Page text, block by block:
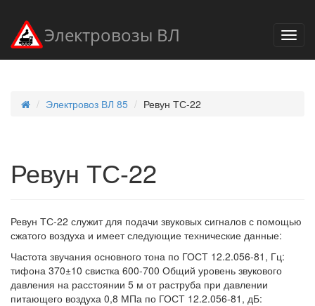
Электровозы ВЛ
Электровоз ВЛ 85 Ревун ТС-22
Ревун ТС-22
Ревун ТС-22 служит для подачи звуковых сигналов с помощью
сжатого воздуха и имеет следующие технические данные:
Частота звучания основного тона по ГОСТ 12.2.056-81, Гц:
тифона 370±10 свистка 600-700 Общий уровень звукового
давления на расстоянии 5 м от раструба при давлении
питающего воздуха 0,8 МПа по ГОСТ 12.2.056-81, дБ: